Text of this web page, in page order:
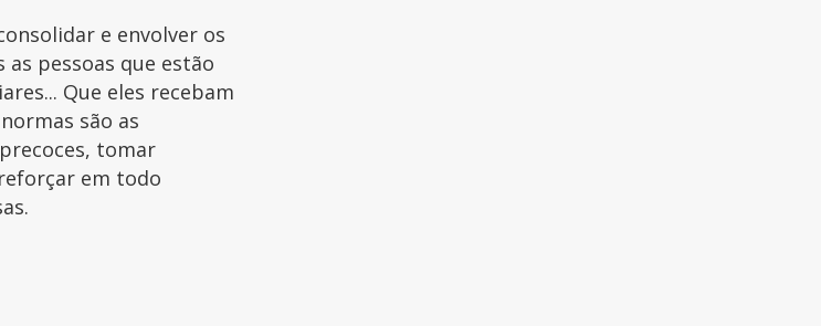
e envolver os
pessoas que estão
Que eles recebam
são as
tomar
em todo